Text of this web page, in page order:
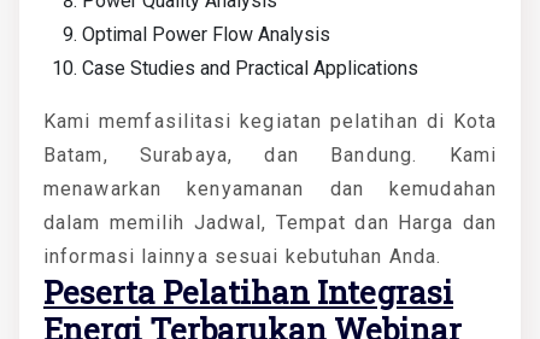
Optimal Power Flow Analysis
Case Studies and Practical Applications
Kami memfasilitasi kegiatan pelatihan di Kota
Batam, Surabaya, dan Bandung. Kami
menawarkan kenyamanan dan kemudahan
dalam memilih Jadwal, Tempat dan Harga dan
informasi lainnya sesuai kebutuhan Anda.
Peserta Pelatihan Integrasi
Energi Terbarukan Webinar